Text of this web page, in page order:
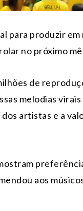
para produzir em
no próximo
de
melodias
artistas e a
aos